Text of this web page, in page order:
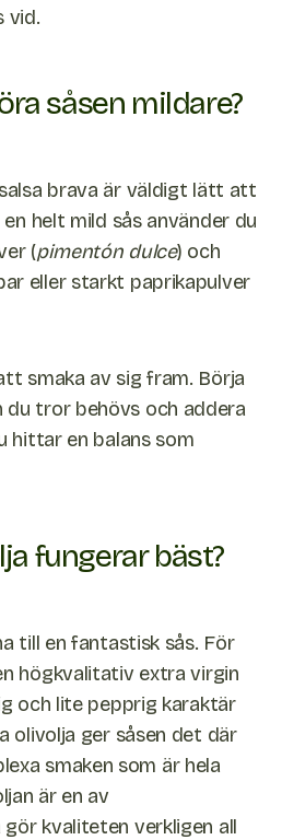
vid.
såsen mildare?
brava är väldigt lätt att
helt mild sås använder du
(pimentón dulce) och
eller starkt paprikapulver
smaka av sig fram. Börja
du tror behövs och addera
hittar en balans som
fungerar bäst?
till en fantastisk sås. För
högkvalitativ extra virgin
och lite pepprig karaktär
olivolja ger såsen det där
smaken som är hela
är en av
kvaliteten verkligen all